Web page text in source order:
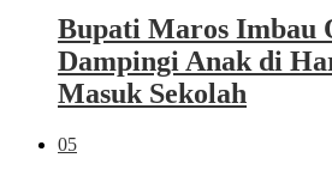
Bupati Maros Imbau
Dampingi Anak di
Masuk Sekolah
05